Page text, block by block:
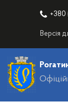
+380
Версія